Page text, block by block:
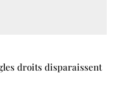
droits disparaissent